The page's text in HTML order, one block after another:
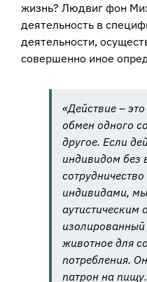
жизнь? Людвиг фон
деятельность в
деятельности,
совершенно иное
«Действие –
обмен одного
другое. Если
индивидом без
индивидами,
изолированный
животное для
потребления.
патрон на пищу.